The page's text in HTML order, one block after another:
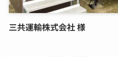
三共運輸株式会社 様